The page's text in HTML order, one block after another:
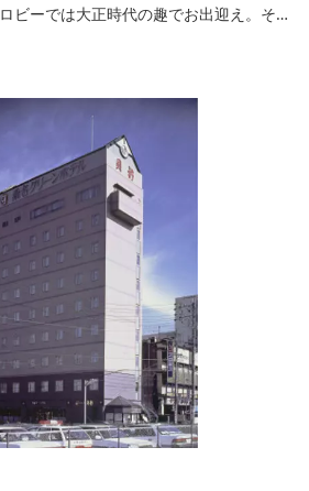
ビーでは大正時代の趣でお出迎え。そし
天風呂｢七福の湯｣は、趣向を凝らした七
ご宿泊者様無料の貸切風呂としてご利用